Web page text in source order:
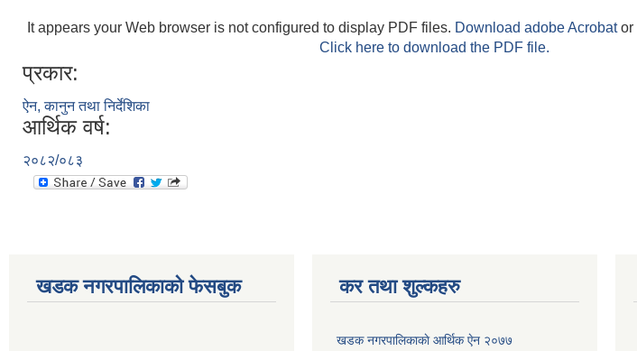
It appears your Web browser is not configured to display PDF files. Download adobe Acrobator
Click here to download the PDF file.
प्रकार:
ऐन, कानुन तथा निर्देशिका
आर्थिक वर्ष:
२०८२/०८३
खडक नगरपालिकाको फेसबुक कर तथा शुल्कहरु
खडक नगरपालिकाकाे आर्थिक ए‍ेन २०७७